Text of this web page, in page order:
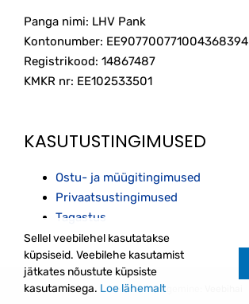
Panga nimi: LHV Pank
Kontonumber: EE907700771004368394
Registrikood: 14867487
KMKR nr: EE102533501
KASUTUSTINGIMUSED
Ostu- ja müügitingimused
Privaatsustingimused
Tagastus
Kodulehe tegemine:
Sellel veebilehel kasutatakse
küpsiseid. Veebilehe kasutamist
jätkates nõustute küpsiste
kasutamisega. Loe lähemalt